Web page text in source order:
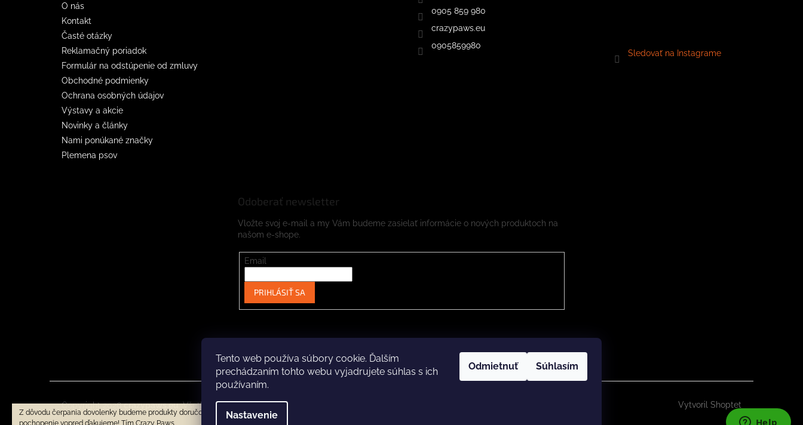
Tento web používa súbory cookie. Ďalším
prechádzaním tohto webu vyjadrujete súhlas s ich
používaním.
Nastavenie
Odmietnuť Súhlasím
Z dôvodu čerpania dovolenky budeme produkty doručovať až po 3.8.2026. Za
pochopenie vopred ďakujeme! Tím Crazy Paws
O nás
Kontakt
Časté otázky
Reklamačný poriadok
Formulár na odstúpenie od zmluvy
Obchodné podmienky
Ochrana osobných údajov
Výstavy a akcie
Novinky a články
Nami ponúkané značky
Plemena psov
0905 859 980
crazypaws.eu
0905859980
Sledovať na Instagrame
Odoberať newsletter
Vložte svoj e-mail a my Vám budeme zasielať informácie o nových produktoch na
našom e-shope.
Email
PRIHLÁSIŤ SA
Instagram
Vytvoril Shoptet
Copyright 2026crazypaws.eu. Všetky práva vyhradené.Upraviť nastavenie cookies